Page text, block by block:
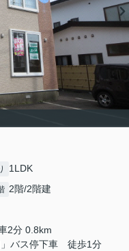
1LDK
2階/2階建
2分 0.8km
」バス停下車 徒歩1分